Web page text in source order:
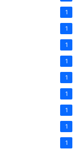
1
1
1
1
1
1
1
1
1